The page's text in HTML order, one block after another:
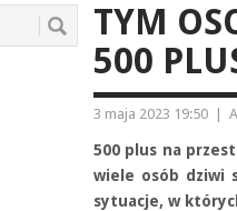
TYM
500
3 maja 2023 19:50
500 plus na
wiele osób dziwi
sytuacje, w